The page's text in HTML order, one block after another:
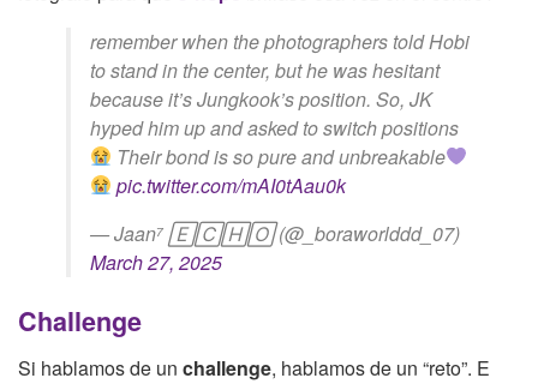
remember when the photographers told Hobi
to stand in the center, but he was hesitant
because it’s Jungkook’s position. So, JK
hyped him up and asked to switch positions
Their bond is so pure and unbreakable
pic.twitter.com/mAI0tAau0k
— Jaan⁷ 🄴🄲🄷🄾 (@_boraworlddd_07)
March 27, 2025
Challenge
Si hablamos de un challenge, hablamos de un “reto”. E